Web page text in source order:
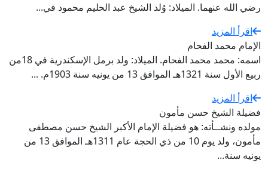
رضي الله عنهما. الميلاد: وُلد الشيخ عبد الحليم محمود في...
اقرأ المزيد
الإمام محمد الفحام
اسمه: محمد محمد الفحام. الميلاد: ولد برمل الإسكندرية في 18من
ربيع الأول سنة 1321هـ الموافق 13 من يونيه سنة 1903م. ...
اقرأ المزيد
فضيلة الشيخ حسن مأمون
مولده ونشــأته: هو فضيلة الإمام الأكبر الشيخ حسن مصطفى
مأمون، ولد يوم 10 من ذي الحجة عام 1311هـ الموافق 13 من
يونيه سنة...